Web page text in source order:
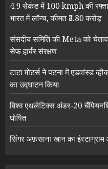
4.9 सेकंड में 100 kmph की
भारत में लॉन्च, कीमत ₹3.80 करोड़
संसदीय समिति की Meta को
सेफ हार्बर संरक्षण
टाटा मोटर्स ने पटना में एडवांस्ड
का उद्घाटन किया
विश्व एथलेटिक्स अंडर-20
घोषित
सिंगर अफ़साना खान का